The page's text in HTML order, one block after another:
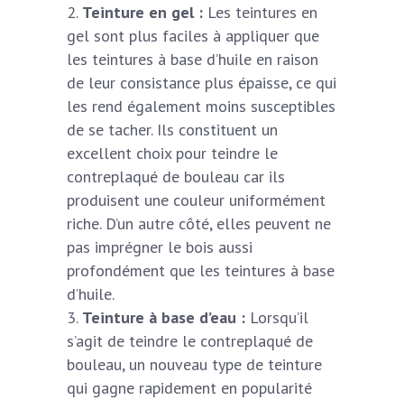
Teinture en gel : Les teintures en
gel sont plus faciles à appliquer que
les teintures à base d’huile en raison
de leur consistance plus épaisse, ce qui
les rend également moins susceptibles
de se tacher. Ils constituent un
excellent choix pour teindre le
contreplaqué de bouleau car ils
produisent une couleur uniformément
riche. D’un autre côté, elles peuvent ne
pas imprégner le bois aussi
profondément que les teintures à base
d’huile.
Teinture à base d’eau : Lorsqu’il
s’agit de teindre le contreplaqué de
bouleau, un nouveau type de teinture
qui gagne rapidement en popularité